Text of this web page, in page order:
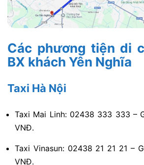
Các phương tiện di
BX khách Yên Nghĩa
Taxi Hà Nội
Taxi Mai Linh: 02438 333 333 –
VNĐ.
Taxi Vinasun: 02438 21 21 21 –
VNĐ.